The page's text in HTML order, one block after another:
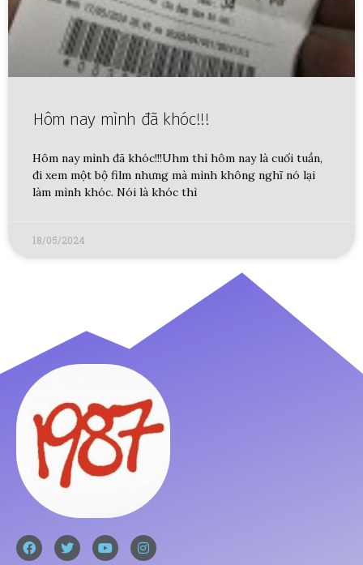
Hôm nay mình đã khóc!!!
Hôm nay mình đã khóc!!!Uhm thì hôm nay là cuối tuần,
đi xem một bộ film nhưng mà mình không nghĩ nó lại
làm mình khóc. Nói là khóc thì
18/05/2024